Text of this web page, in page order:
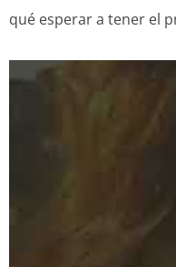
qué esperar a tener el